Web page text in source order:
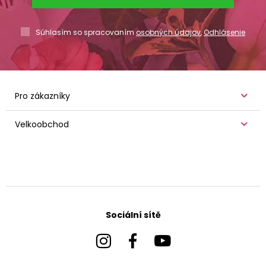
Súhlasím so spracovaním osobných údajov,Odhlásenie
Pro zákazníky
Velkoobchod
Sociální sítě